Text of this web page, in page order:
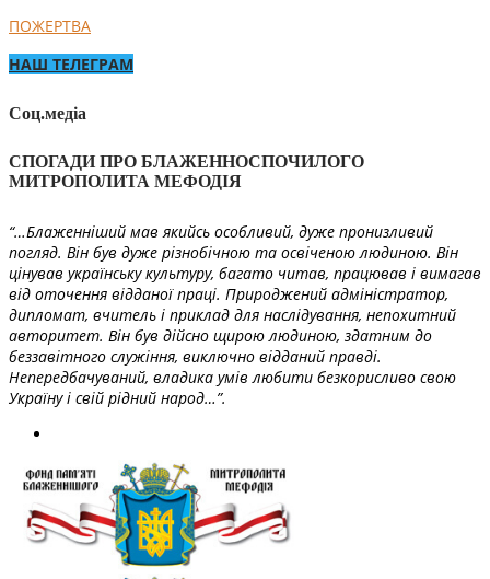
ПОЖЕРТВА
НАШ ТЕЛЕГРАМ
Соц.медіа
СПОГАДИ ПРО БЛАЖЕННОСПОЧИЛОГО
МИТРОПОЛИТА МЕФОДІЯ
“…Блаженніший мав якийсь особливий, дуже пронизливий
погляд. Він був дуже різнобічною та освіченою людиною. Він
цінував українську культуру, багато читав, працював і вимагав
від оточення відданої праці. Природжений адміністратор,
дипломат, вчитель і приклад для наслідування, непохитний
авторитет. Він був дійсно щирою людиною, здатним до
беззавітного служіння, виключно відданий правді.
Непередбачуваний, владика умів любити безкорисливо свою
Україну і свій рідний народ…”.